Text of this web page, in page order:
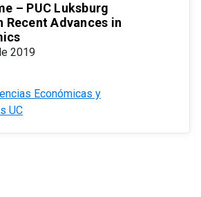
– PUC Luksburg
Recent Advances in
2019
Económicas y
UC